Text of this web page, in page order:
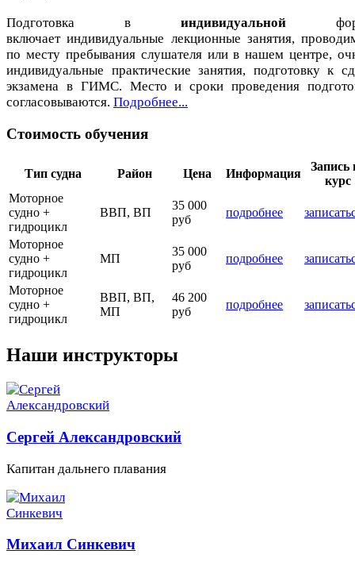
Подготовка в индивидуальной
включает индивидуальные лекционные занятия,
по месту пребывания слушателя или в нашем центре,
индивидуальные практические занятия, подготовку к
экзамена в ГИМС. Место и сроки проведения
согласовываются. Подробнее...
Стоимость обучения
Тип судна Район Цена Информация
Запись
курс
Моторное
судно +
гидроцикл
ВВП, ВП
35 000
руб
подробнее
Моторное
судно +
гидроцикл
МП
35 000
руб
подробнее
Моторное
судно +
гидроцикл
ВВП, ВП,
МП
46 200
руб
подробнее
Наши инструкторы
Сергей Александровский
Капитан дальнего плавания
Михаил Синкевич